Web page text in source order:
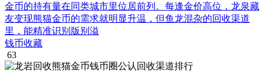
金币的持有量在同类城市里位居前列。每逢金价高位，龙泉藏
友变现熊猫金币的需求就明显升温，但鱼龙混杂的回收渠道
里，能精准识别版别溢
钱币收藏
63